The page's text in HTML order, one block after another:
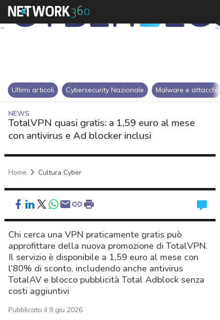
Ultimi articoli Cybersecurity Nazionale Malware e attacchi
NEWS
TotalVPN quasi gratis: a 1,59 euro al mese
con antivirus e Ad blocker inclusi
Home Cultura Cyber
Chi cerca una VPN praticamente gratis può
approfittare della nuova promozione di TotalVPN.
Il servizio è disponibile a 1,59 euro al mese con
l’80% di sconto, includendo anche antivirus
TotalAV e blocco pubblicità Total Adblock senza
costi aggiuntivi
Pubblicato il 9 giu 2026